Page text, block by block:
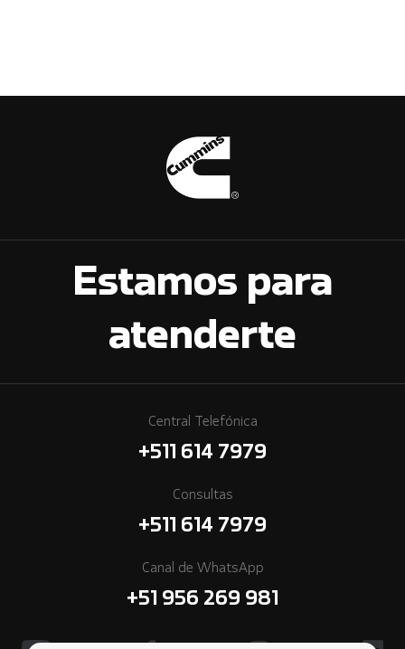
Estamos para
atenderte
Central Telefónica
+511 614 7979
Consultas
+511 614 7979
Canal de WhatsApp
+51 956 269 981